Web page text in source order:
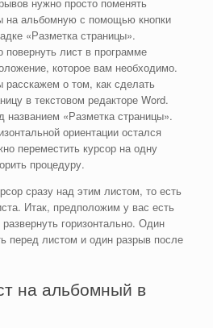
нужно просто поменять
на альбомную с помощью кнопки
«Разметка страницы».
повернуть лист в программе
которое вам необходимо.
о том, как сделать
в текстовом редакторе Word.
«Разметка страницы».
ориентации остался
переместить курсор на одну
процедуру.
сразу над этим листом, то есть
Итак, предположим у вас есть
горизонтально. Один
перед листом и один разрыв после
на альбомный в